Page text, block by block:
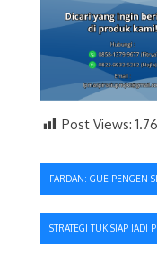
Post Views:
Navigasi
pos
FARDAN: GUE PENGEN
STRATEGI TUK SIAP JADI